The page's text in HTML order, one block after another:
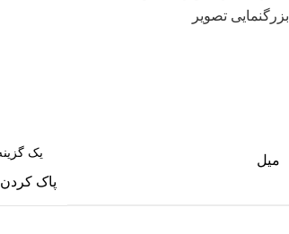
بزرگنمایی تصویر
میل
پاک کردن